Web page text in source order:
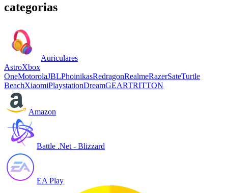
categorias
Auriculares
AstroXbox
OneMotorolaJBLPhoinikasRedragonRealmeRazerSateTurtle
BeachXiaomiPlaystationDreamGEARTRITTON
Amazon
Battle .Net - Blizzard
EA Play